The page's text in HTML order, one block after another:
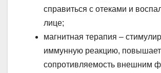
справиться с отеками и
лице;
магнитная терапия –
иммунную реакцию, повышает
сопротивляемость внешним